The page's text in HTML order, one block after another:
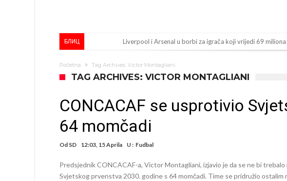
БЛИЦ Liverpool i Arsenal u borbi za igrača koji vrijedi 69 miliona
Engleski reprezentativac optužen za napad u noćnom klubu
Ko je uvjerio Rodrija da izabere Barcelonu?
Ulazim na stadion da raznesem Mesija sa četiri bombe
Đani Infantino uzvraća udarac, ko ga je sve podržao do
Samo dva fudbalska velikana uspjela su ostvariti
Početna Tag Archives: Victor Montagliani
TAG ARCHIVES: VICTOR MONTAGLIANI
CONCACAF se usprotivio
64 momčadi
Od SD 12:03, 15 Aprila U : Fudbal
Predsjednik CONCACAF-a, Victor Montagliani, izjavio je da se ne bi
Svjetskog prvenstva 2030. godine s 64 momčadi. Time se pridružio